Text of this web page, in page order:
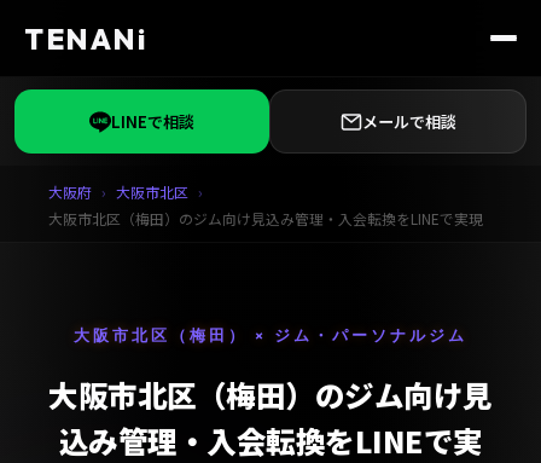
TENANi
LINEで相談 メールで相談
大阪府
大阪市北区
大阪市北区（梅田）のジム向け見込み管理・入会転換をLINEで実現
大阪市北区（梅田） × ジム・パーソナルジム
大阪市北区（梅田）のジム向け見
込み管理・入会転換をLINEで実